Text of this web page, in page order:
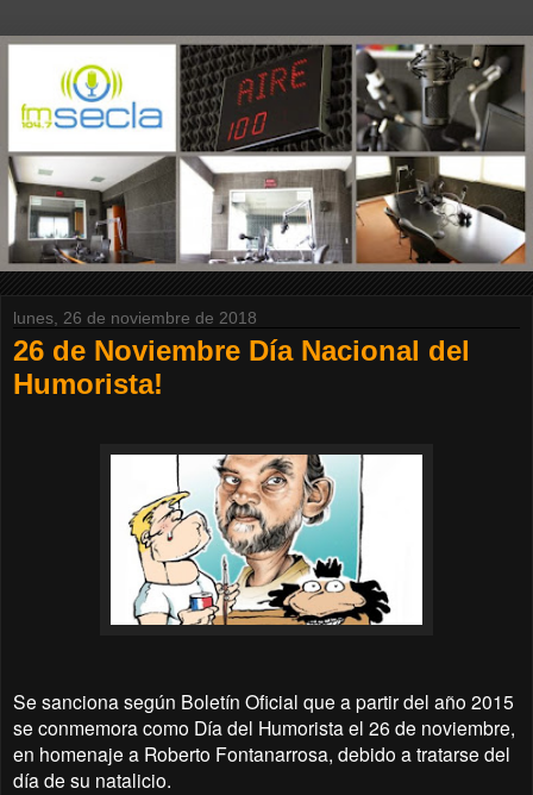
lunes, 26 de noviembre de 2018
26 de Noviembre Día Nacional del
Humorista!
Se sanciona según Boletín Oficial que a partir del año 2015
se conmemora como Día del Humorista el 26 de noviembre,
en homenaje a Roberto Fontanarrosa, debido a tratarse del
día de su natalicio.